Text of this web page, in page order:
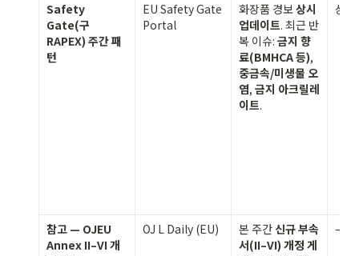
Safety
Gate(구
RAPEX) 주간 패
턴
EU Safety Gate
Portal
화장품 경보 상시
업데이트. 최근 반
복 이슈: 금지 향
료(BMHCA 등)
중금속/미생물 오
염, 금지 아크릴레
이트.
상시
참고 — OJEU
Annex II–VI 개
OJ L Daily (EU) 본 주간 신규 부속
서(II–VI) 개정 게
—